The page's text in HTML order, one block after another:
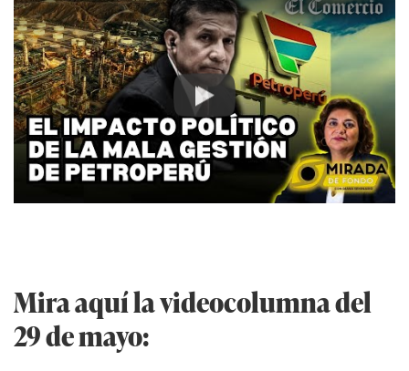
Play
Mira aquí la videocolumna del
29 de mayo: